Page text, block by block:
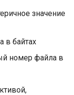
значение
в байтах
номер файла в